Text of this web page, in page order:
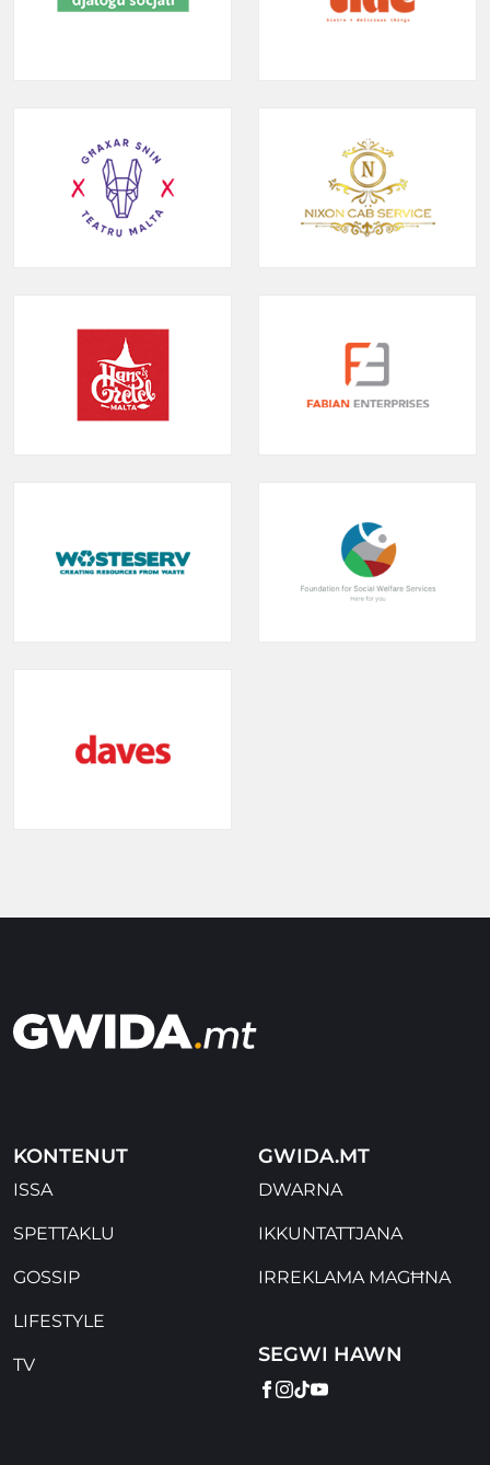
KONTENUT
ISSA
SPETTAKLU
GOSSIP
LIFESTYLE
TV
GWIDA.MT
DWARNA
IKKUNTATTJANA
IRREKLAMA MAGĦNA
SEGWI HAWN
FACEBOOK
INSTAGRAM
TIKTOK
YOUTUBE